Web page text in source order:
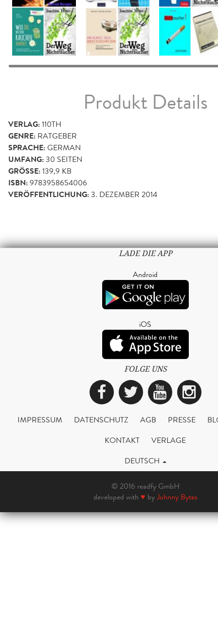
Produkt Details
VERLAG:110TH
GENRE: RATGEBER
SPRACHE:GERMAN
UMFANG:30 SEITEN
GRÖSSE: 139,9 KB
ISBN:9783958654006
VERÖFFENTLICHUNG:3. DEZEMBER 2014
LADE DIE APP
Android
iOS
FOLGE UNS
Facebook
Twitter
IMPRESSUM DATENSCHUTZ AGB PRESSE
KONTAKT
VERLAGE
DEUTSCH
© 2016 readfy GmbH
developed with ♥ byJohnny Bytes